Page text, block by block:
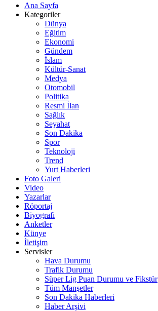
Ana Sayfa
Kategoriler
Dünya
Eğitim
Ekonomi
Gündem
İslam
Kültür-Sanat
Medya
Otomobil
Politika
Resmi İlan
Sağlık
Seyahat
Son Dakika
Spor
Teknoloji
Trend
Yurt Haberleri
Foto Galeri
Video
Yazarlar
Röportaj
Biyografi
Anketler
Künye
İletişim
Servisler
Hava Durumu
Trafik Durumu
Süper Lig Puan Durumu ve Fikstür
Tüm Manşetler
Son Dakika Haberleri
Haber Arşivi